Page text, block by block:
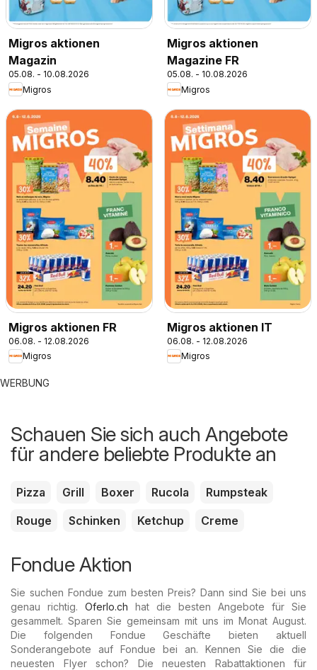
Migros aktionen
Magazin
05.08. - 10.08.2026
Migros
Migros aktionen
Magazine FR
05.08. - 10.08.2026
Migros
Migros aktionen FR
06.08. - 12.08.2026
Migros
Migros aktionen IT
06.08. - 12.08.2026
Migros
WERBUNG
Schauen Sie sich auch Angebote
für andere beliebte Produkte an
Pizza Grill Boxer Rucola
Rumpsteak
Rouge
Schinken Ketchup Creme
Fondue Aktion
Sie suchen Fondue zum besten Preis? Dann sind Sie bei uns
genau richtig. Oferlo.ch hat die besten Angebote für Sie
gesammelt. Sparen Sie gemeinsam mit uns im Monat August.
Die folgenden Fondue Geschäfte bieten aktuell
Sonderangebote auf Fondue bei an. Kennen Sie die die
neuesten Flyer schon? Die neuesten Rabattaktionen für